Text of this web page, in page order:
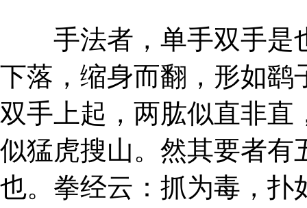
手法者，单手双手是
下落，缩身而翻，形如鹞
双手上起，两肱似直非直
似猛虎搜山。然其要者有
也。拳经云：抓为毒，扑